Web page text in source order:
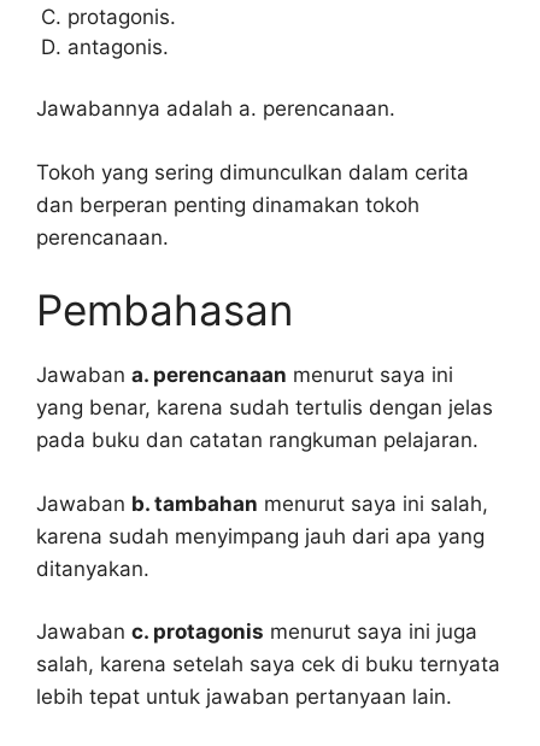
protagonis.
antagonis.
Jawabannya adalah a. perencanaan.
Tokoh yang sering dimunculkan dalam cerita
dan berperan penting dinamakan tokoh
perencanaan.
Pembahasan
Jawaban a. perencanaan menurut saya ini
yang benar, karena sudah tertulis dengan jelas
pada buku dan catatan rangkuman pelajaran.
Jawaban b. tambahan menurut saya ini salah,
karena sudah menyimpang jauh dari apa yang
ditanyakan.
Jawaban c. protagonis menurut saya ini juga
salah, karena setelah saya cek di buku ternyata
lebih tepat untuk jawaban pertanyaan lain.